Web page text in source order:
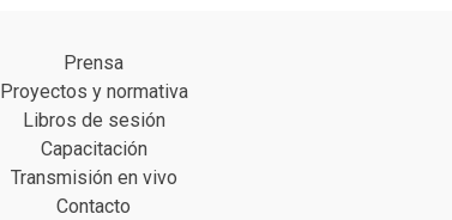
Prensa
Proyectos y normativa
Libros de sesión
Capacitación
Transmisión en vivo
Contacto